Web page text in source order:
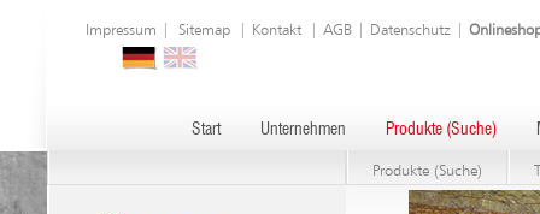
Impressum Sitemap Kontakt AGB Datenschutz
Start Unternehmen Produkte (Suche)
Produkte (Suche)